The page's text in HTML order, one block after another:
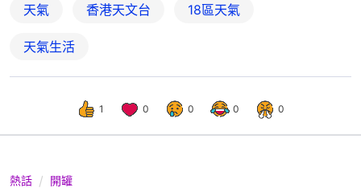
天氣 香港天文台 18區天氣
天氣生活
1 0 0 0 0
熱話 開罐